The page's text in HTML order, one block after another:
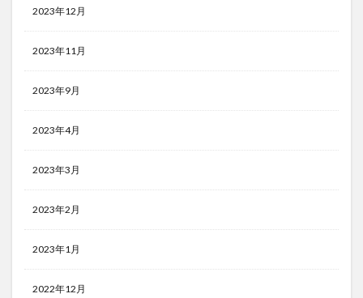
2023年12月
2023年11月
2023年9月
2023年4月
2023年3月
2023年2月
2023年1月
2022年12月